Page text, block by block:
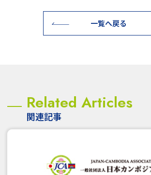
一覧へ戻る
Related Articles
関連記事